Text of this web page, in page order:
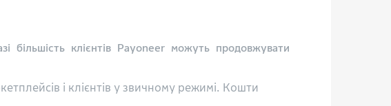
клієнтів Payoneer можуть продовжувати
і клієнтів у звичному режимі. Кошти